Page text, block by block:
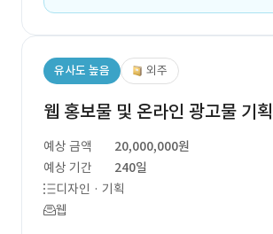
유사도 높음 외주
웹 홍보물 및 온라인 광고물 기
예상 금액
20,000,000원
예상 기간
240일
디자인 · 기획
웹